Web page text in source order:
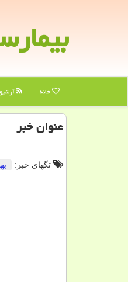
خانه
عنوان خبر
تگهای خبر: